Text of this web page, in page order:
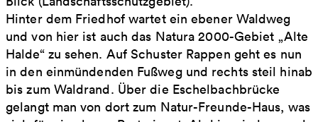
Hinter dem Friedhof wartet ein ebener Waldweg
und von hier ist auch das Natura 2000-Gebiet „Alte
Halde“ zu sehen. Auf Schuster Rappen geht es nun
in den einmündenden Fußweg und rechts steil hinab
bis zum Waldrand. Über die Eschelbachbrücke
gelangt man von dort zum Natur-Freunde-Haus, was